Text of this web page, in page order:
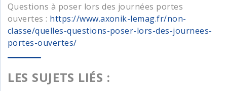
Questions à poser lors des journées portes
ouvertes : https://www.axonik-lemag.fr/non-
classe/quelles-questions-poser-lors-des-journees-
portes-ouvertes/
LES SUJETS LIÉS :